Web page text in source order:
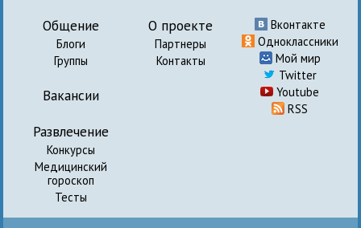
Общение
Блоги
Группы
Вакансии
Развлечение
Конкурсы
Медицинский
гороскоп
Тесты
О проекте
Партнеры
Контакты
Вконтакте
Одноклассники
Мой мир
Twitter
Youtube
RSS